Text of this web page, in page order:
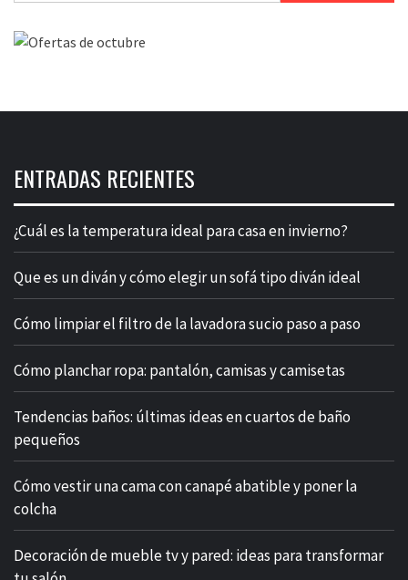
ENTRADAS RECIENTES
¿Cuál es la temperatura ideal para casa en invierno?
Que es un diván y cómo elegir un sofá tipo diván ideal
Cómo limpiar el filtro de la lavadora sucio paso a paso
Cómo planchar ropa: pantalón, camisas y camisetas
Tendencias baños: últimas ideas en cuartos de baño
pequeños
Cómo vestir una cama con canapé abatible y poner la
colcha
Decoración de mueble tv y pared: ideas para transformar